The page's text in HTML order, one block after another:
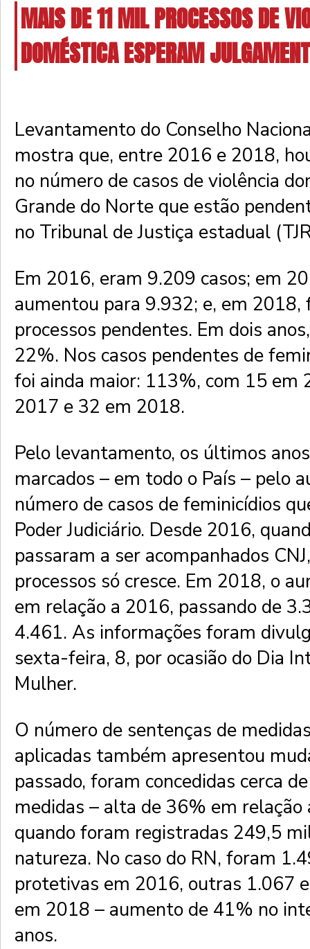
MAIS DE 11 MIL PROCESSOS DE
DOMÉSTICA ESPERAM
Levantamento do Conselho
mostra que, entre 2016 e 2018,
no número de casos de violência
Grande do Norte que estão
no Tribunal de Justiça estadual
Em 2016, eram 9.209 casos; em
aumentou para 9.932; e, em
processos pendentes. Em dois
22%. Nos casos pendentes de
foi ainda maior: 113%, com 15 em
2017 e 32 em 2018.
Pelo levantamento, os últimos
marcados – em todo o País – pelo
número de casos de feminicídios
Poder Judiciário. Desde 2016,
passaram a ser acompanhados
processos só cresce. Em 2018, o
em relação a 2016, passando de
4.461. As informações foram
sexta-feira, 8, por ocasião do Dia
Mulher.
O número de sentenças de
aplicadas também apresentou
passado, foram concedidas cerca
medidas – alta de 36% em relação
quando foram registradas 249,5
natureza. No caso do RN, foram
protetivas em 2016, outras 1.067
em 2018 – aumento de 41% no
anos.